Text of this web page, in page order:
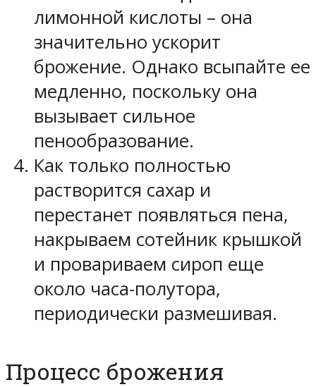
лимонной кислоты – она
значительно ускорит
брожение. Однако всыпайте ее
медленно, поскольку она
вызывает сильное
пенообразование.
Как только полностью
растворится сахар и
перестанет появляться пена,
накрываем сотейник крышкой
и провариваем сироп еще
около часа-полутора,
периодически размешивая.
Процесс брожения